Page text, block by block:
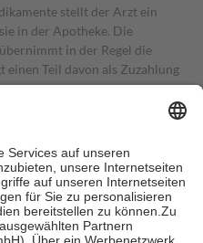
stellt der Arzt ein
in der Apotheke. Die
in der Regel die
Teil davon als Zuzahlung
in Höhe von zehn
nie mehr als die tatsächlichen
für Online-Apotheken.
beträgt die
sowie zehn Euro je